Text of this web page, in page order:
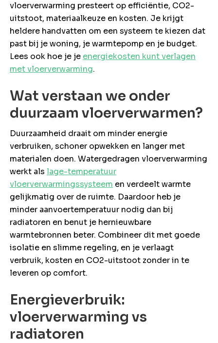
advies?
probleem!
contact
vloerverwarming presteert op efficiëntie, CO2-
uitstoot, materiaalkeuze en kosten. Je krijgt
heldere handvatten om een systeem te kiezen dat
past bij je woning, je warmtepomp en je budget.
Lees ook hoe je je energiekosten kunt verlagen
met vloerverwarming.
Wat verstaan we onder
duurzaam vloerverwarmen?
Duurzaamheid draait om minder energie
verbruiken, schoner opwekken en langer met
materialen doen. Watergedragen vloerverwarming
werkt als lage-temperatuur
vloerverwarmingssysteem en verdeelt warmte
gelijkmatig over de ruimte. Daardoor heb je
minder aanvoertemperatuur nodig dan bij
radiatoren en benut je hernieuwbare
warmtebronnen beter. Combineer dit met goede
isolatie en slimme regeling, en je verlaagt
verbruik, kosten en CO2-uitstoot zonder in te
leveren op comfort.
Energieverbruik:
vloerverwarming vs
radiatoren